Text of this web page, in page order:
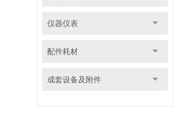
仪器仪表
配件耗材
成套设备及附件